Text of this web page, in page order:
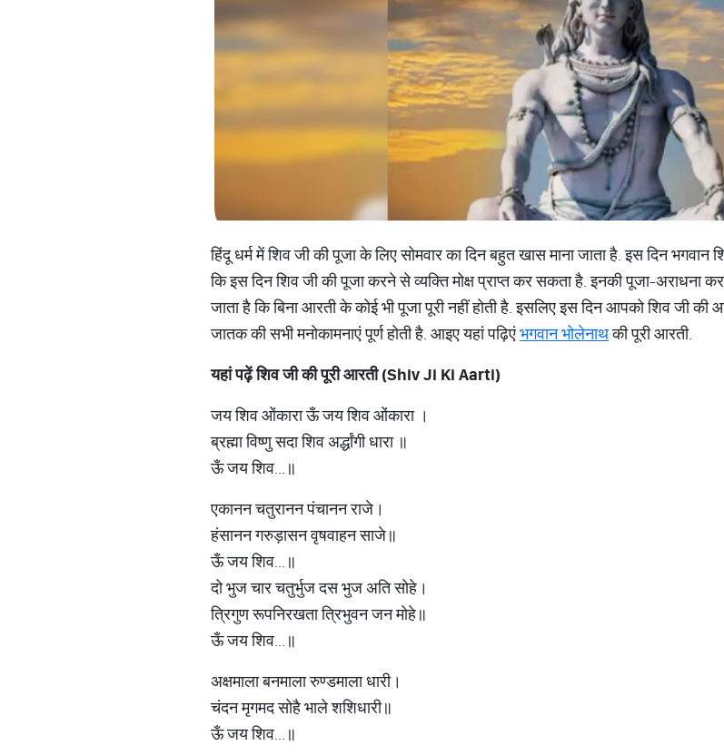
हिंदू धर्म में शिव जी की पूजा के लिए सोमवार का दिन बहुत खास माना जाता है. इस दिन भगवान
कि इस दिन शिव जी की पूजा करने से व्यक्ति मोक्ष प्राप्त कर सकता है. इनकी पूजा-अराधना
जाता है कि बिना आरती के कोई भी पूजा पूरी नहीं होती है. इसलिए इस दिन आपको शिव जी
जातक की सभी मनोकामनाएं पूर्ण होती है. आइए यहां पढ़िएंभगवान भोलेनाथकी पूरी आरती.
यहांपढ़ेंशिवजीकीपूरीआरती(Shiv Ji Ki Aarti)
जय शिव ओंकारा ऊँ जय शिव ओंकारा ।
ब्रह्मा विष्णु सदा शिव अर्द्धांगी धारा ॥
ऊँ जय शिव...॥
एकानन चतुरानन पंचानन राजे।
हंसानन गरुड़ासन वृषवाहन साजे॥
ऊँ जय शिव...॥
दो भुज चार चतुर्भुज दस भुज अति सोहे।
त्रिगुण रूपनिरखता त्रिभुवन जन मोहे॥
ऊँ जय शिव...॥
अक्षमाला बनमाला रुण्डमाला धारी।
चंदन मृगमद सोहै भाले शशिधारी॥
ऊँ जय शिव...॥